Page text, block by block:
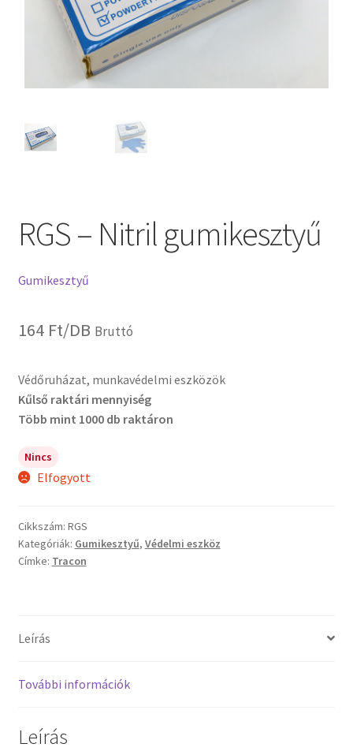
RGS – Nitril gumikesztyű
Gumikesztyű
164 Ft/DB Bruttó
Védőruházat, munkavédelmi eszközök
Kűlső raktári mennyiség
Több mint 1000 db raktáron
Nincs
Elfogyott
Cikkszám: RGS
Kategóriák: Gumikesztyű, Védelmi eszköz
Címke: Tracon
Leírás
További információk
Leírás